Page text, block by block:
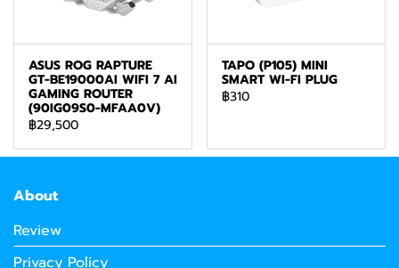
ASUS ROG RAPTURE
GT-BE19000AI WIFI 7 AI
GAMING ROUTER
(90IG09S0-MFAA0V)
฿29,500
TAPO (P105) MINI
SMART WI-FI PLUG
฿310
About
Review
Privacy Policy